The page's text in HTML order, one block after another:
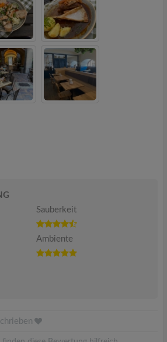
Sauberkeit
Ambiente